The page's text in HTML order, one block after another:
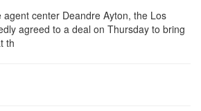
center Deandre Ayton, the Los
agreed to a deal on Thursday to bring
th